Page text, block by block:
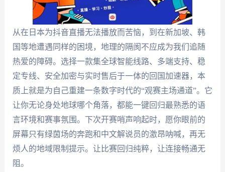
从在日本为抖音直播无法播放而苦恼，到在新加坡、韩
国等地遭遇同样的困境，地理的隔阂不应成为我们追随
热爱的障碍。选择一款集全球智能线路、多端支持、稳
定专线、安全加密与实时售后于一体的回国加速器，本
质上就是为自己重建一条数字时代的“观赛主场通道”。它
让你无论身处地球哪个角落，都能一键回归最熟悉的语
言环境和赛事氛围。下次开赛哨声响起时，愿你眼前的
屏幕只有绿茵场的奔跑和中文解说员的激昂呐喊，再无
烦人的地域限制提示。让比赛回归纯粹，让连接畅通无
阻。